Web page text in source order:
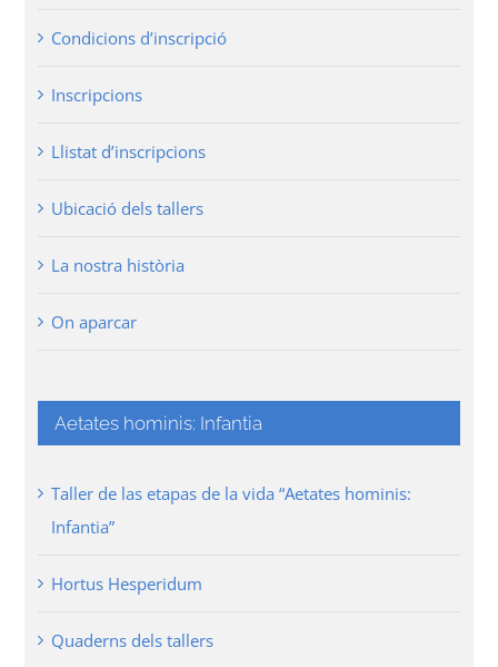
Condicions d’inscripció
Inscripcions
Llistat d’inscripcions
Ubicació dels tallers
La nostra història
On aparcar
Aetates hominis: Infantia
Taller de las etapas de la vida “Aetates hominis:
Infantia”
Hortus Hesperidum
Quaderns dels tallers